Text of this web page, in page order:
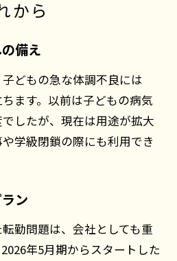
から
備え
どもの急な体調不良には
ちます。以前は子どもの病気
したが、現在は用途が拡大
学級閉鎖の際にも利用でき
ン
勤問題は、会社としても重
年5月期からスタートした